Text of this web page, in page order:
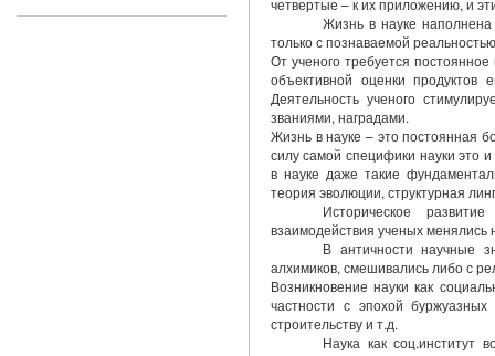
четвертые – к их приложению, и
Жизнь в науке
только с познаваемой
От ученого требуется
объективной оценки продуктов
Деятельность ученого
званиями, наградами.
Жизнь в науке – это постоянная
силу самой специфики науки это
в науке даже такие
теория эволюции, структурная
Историческое
взаимодействия ученых менялись
В античности научные
алхимиков, смешивались либо с
Возникновение науки как
частности с эпохой
строительству и т.д.
Наука как соц.институт